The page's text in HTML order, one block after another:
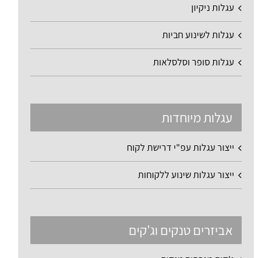
עגלות ניקיון
עגלות לשינוע חביות
עגלות סופר וסלסלאות
עגלות מיוחדות
ייצור עגלות עפ"י דרישת לקוח
ייצור עגלות שינוע ללקוחות
אביזרים טנקים וג'קים